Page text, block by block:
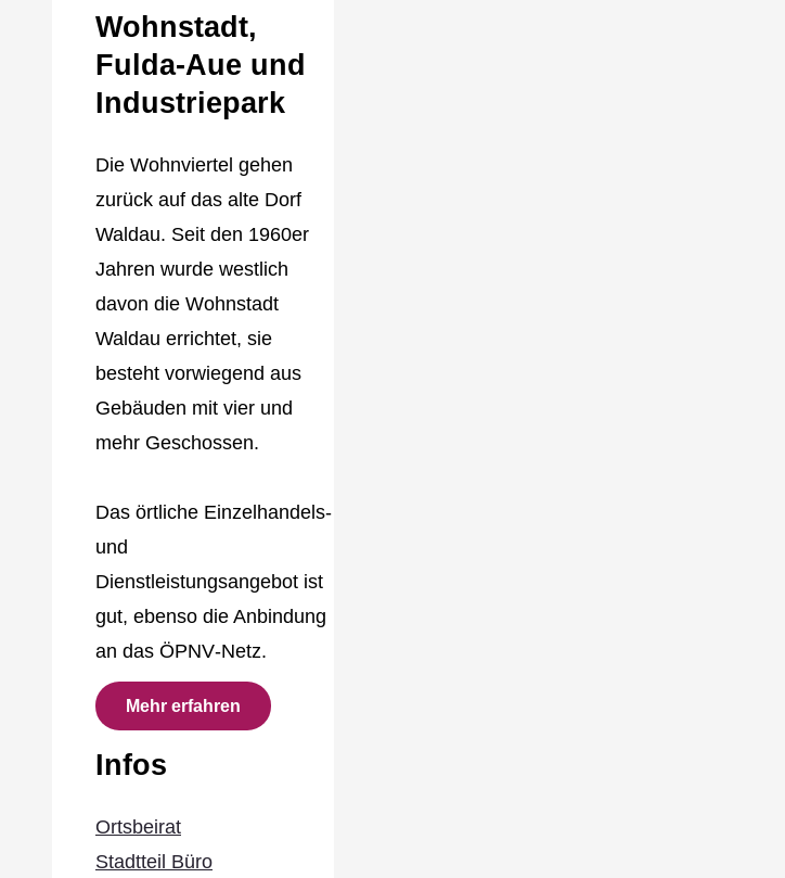
Wohnstadt,
Fulda‐Aue und
Industriepark
Die Wohnviertel gehen
zurück auf das alte Dorf
Waldau. Seit den 1960er
Jahren wurde westlich
davon die Wohnstadt
Waldau errichtet, sie
besteht vorwiegend aus
Gebäuden mit vier und
mehr Geschossen.
Das örtliche Einzelhandels‐
und
Dienstleistungsangebot ist
gut, ebenso die Anbindung
an das ÖPNV‐Netz.
Mehr erfahren
Infos
Ortsbeirat
Stadtteil Büro